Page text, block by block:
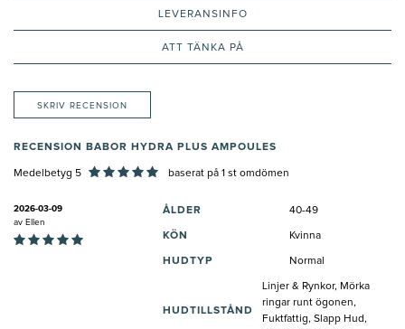
LEVERANSINFO
ATT TÄNKA PÅ
SKRIV RECENSION
RECENSION BABOR HYDRA PLUS AMPOULES
Medelbetyg 5 baserat på 1 st omdömen
2026-03-09
av Ellen
ÅLDER 40-49
KÖN Kvinna
HUDTYP Normal
HUDTILLSTÅND
Linjer & Rynkor, Mörka
ringar runt ögonen,
Fuktfattig, Slapp Hud,